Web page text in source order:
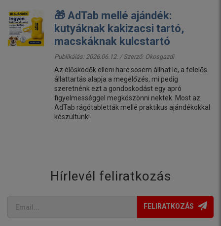
🎁 AdTab mellé ajándék:
kutyáknak kakizacsi tartó,
macskáknak kulcstartó
Publikálás: 2026.06.12. / Szerző: Okosgazdi
Az élősködők elleni harc sosem állhat le, a felelős
állattartás alapja a megelőzés, mi pedig
szeretnénk ezt a gondoskodást egy apró
figyelmességgel megköszönni nektek. Most az
AdTab rágótabletták mellé praktikus ajándékokkal
készültünk!
Hírlevél feliratkozás
FELIRATKOZÁS